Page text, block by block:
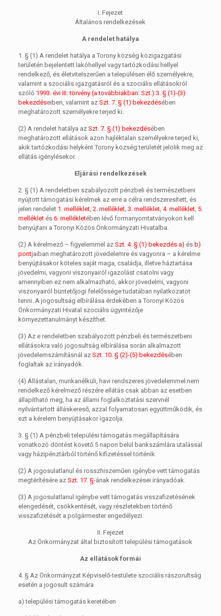
I. Fejezet
Általános rendelkezések
A rendelet hatálya
1. § (1) A rendelet hatálya a Torony község közigazgatási
területén bejelentett lakóhellyel vagy tartózkodási hellyel
rendelkező, és életvitelszerűen a településen élő személyekre,
valamint a szociális igazgatásról és a szociális ellátásokról
szóló 1993. évi III. törvény (a továbbiakban: Szt.) 3. § (1)-(3)
bekezdéseiben, valamint az Szt. 7. § (1) bekezdésében
meghatározott személyekre terjed ki.
(2) A rendelet hatálya az Szt. 7. § (1) bekezdésében
meghatározott ellátások azon hajléktalan személyekre terjed ki,
akik tartózkodási helyként Torony község területét jelölik meg az
ellátás igénylésekor.
Eljárási rendelkezések
2. § (1) A rendeletben szabályozott pénzbeli és természetbeni
nyújtott támogatási kérelmek az erre a célra rendszeresített, és
jelen rendelet 1. melléklet, 2. melléklet, 3. melléklet, 4. melléklet, 5.
mellékletés 6. mellékletében lévő formanyomtatványokon kell
benyújtani a Toronyi Közös Önkormányzati Hivatalba.
(2) A kérelmező – figyelemmel az Szt. 4. § (1) bekezdés a) és b)
pontjaiban meghatározott jövedelemre és vagyonra – a kérelme
benyújtásakor köteles saját maga, családja, illetve háztartása
jövedelmi, vagyoni viszonyairól igazolást csatolni vagy
amennyiben ez nem alkalmazható, akkor jövedelmi, vagyoni
viszonyairól büntetőjogi felelőssége tudatában nyilatkozatot
tenni. A jogosultság elbírálása érdekében a Toronyi Közös
Önkormányzati Hivatal szociális ügyintézője
környezettanulmányt készíthet.
(3) Az e rendeletben szabályozott pénzbeli és természetbeni
ellátásokra való jogosultság elbírálása során alkalmazott
jövedelemszámításnál az Szt. 10. § (2)-(5) bekezdésében
foglaltak az irányadók.
(4) Állástalan, munkanélküli, havi rendszeres jövedelemmel nem
rendelkező kérelmező részére ellátás csak abban az esetben
állapítható meg, ha az állami foglalkoztatási szervnél
nyilvántartott álláskereső, azzal folyamatosan együttműködik, és
ezt a kérelem benyújtásakor igazolja.
3. § (1) A pénzbeli települési támogatás megállapítására
vonatkozó döntést követő 5 napon belül bankszámlára utalással
vagy házipénztárból történő kifizetéssel történik.
(2) A jogosulatlanul és rosszhiszeműen igénybe vett támogatás
megtérítésére az Szt. 17. §-ának rendelkezései irányadóak.
(3) A jogosulatlanul igénybe vett támogatás visszafizetésének
elengedését, csökkentését, vagy részletekben történő
visszafizetését a polgármester engedélyezi.
II. Fejezet
Az Önkormányzat által biztosított települési támogatások
Az ellátások formái
4. § Az Önkormányzat Képviselő-testülete szociális rászorultság
esetén a jogosult számára
a) települési támogatás keretében